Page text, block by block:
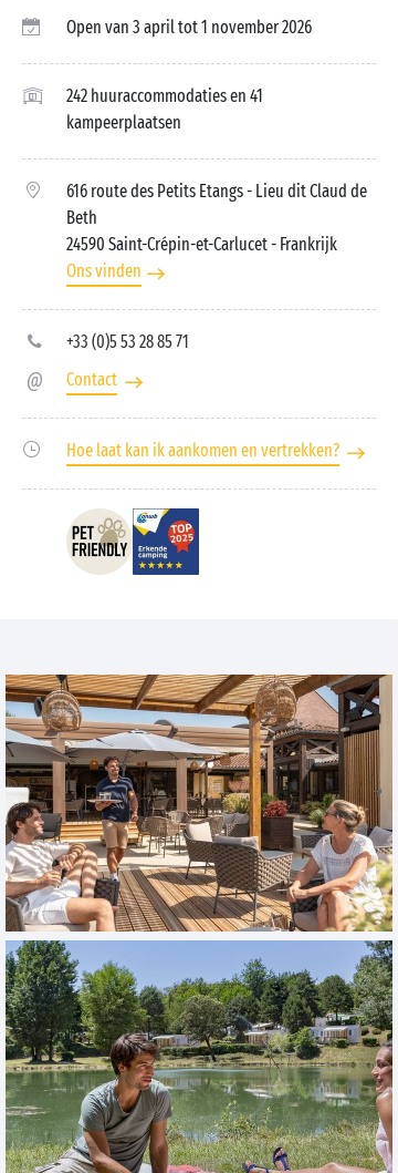
Open van 3 april tot 1 november 2026
242 huuraccommodaties en 41
kampeerplaatsen
616 route des Petits Etangs - Lieu dit Claud de
Beth
24590 Saint-Crépin-et-Carlucet- Frankrijk
Ons vinden
+33 (0)5 53 28 85 71
Contact
Hoe laat kan ik aankomen en vertrekken?